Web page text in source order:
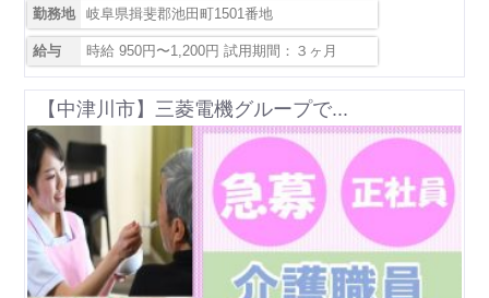
勤務地 岐阜県揖斐郡池田町1501番地
給与 時給 950円〜1,200円 試用期間：３ヶ月
【中津川市】三菱電機グループで...